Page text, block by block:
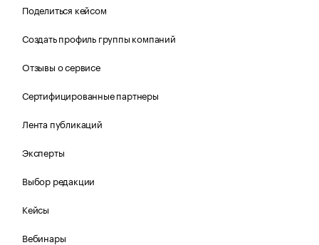
Поделиться кейсом
Создать профиль группы компаний
Отзывы о сервисе
Сертифицированные партнеры
Лента публикаций
Эксперты
Выбор редакции
Кейсы
Вебинары